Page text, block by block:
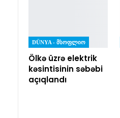
DÜNYA - ᲛᲡᲝᲤᲚᲘᲝ
Ölkə üzrə elektrik
kəsintisinin səbəbi
açıqlandı